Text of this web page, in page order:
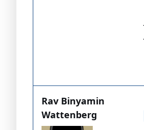
Rav Binyamin
Wattenberg